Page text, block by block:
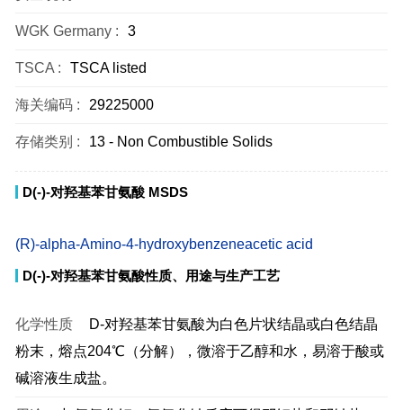
WGK Germany : 3
TSCA : TSCA listed
海关编码 : 29225000
存储类别 : 13 - Non Combustible Solids
D(-)-对羟基苯甘氨酸 MSDS
(R)-alpha-Amino-4-hydroxybenzeneacetic acid
D(-)-对羟基苯甘氨酸性质、用途与生产工艺
化学性质
D-对羟基苯甘氨酸为白色片状结晶或白色结晶
粉末，熔点204℃（分解），微溶于乙醇和水，易溶于酸或
碱溶液生成盐。